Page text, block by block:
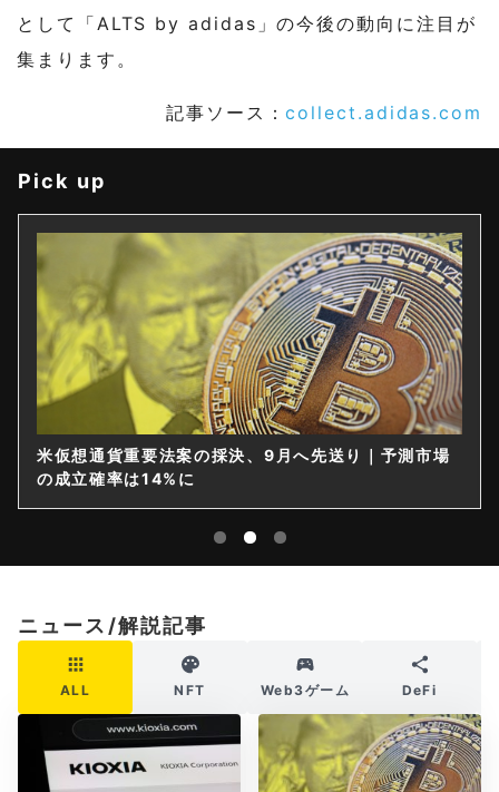
として「ALTS by adidas」の今後の動向に注目が
集まります。
記事ソース：collect.adidas.com
Pick up
米仮想通貨重要法案の採決、9月へ先送り｜予測市場
の成立確率は14%に
ニュース/解説記事
ALL NFT Web3ゲーム DeFi